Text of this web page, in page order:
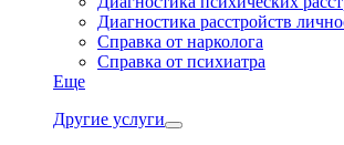
Диагностика расстройств
Справка от нарколога
Справка от психиатра
Еще
Другие услуги